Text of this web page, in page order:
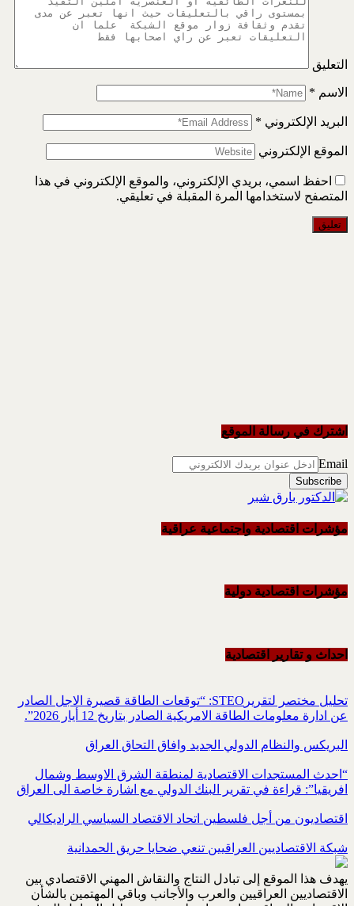
التعليق
الاسم *
البريد الإلكتروني *
الموقع الإلكتروني
احفظ اسمي، بريدي الإلكتروني، والموقع الإلكتروني في هذا
المتصفح لاستخدامها المرة المقبلة في تعليقي.
اشترك في رسالة الموقع
Email
مؤشرات اقتصادية واجتماعية عراقية
مؤشرات اقتصادية دولية
احداث و تقاریر اقتصادیة
تحليل مختصر لتقريرSTEO‏: “توقعات الطاقة قصيرة الاجل الصادر
عن ادارة معلومات الطاقة الامريكية ‏الصادر بتاريخ 12 أيار 2026”.‏
البريكس والنظام الدولي الجديد وافاق التحاق العراق
“احدث المستجدات الاقتصادية لمنطقة الشرق الاوسط وشمال
افريقيا”: قراءة في تقرير البنك الدولي مع اشارة خاصة الى العراق
اقتصاديون من أجل فلسطين اتحاد الاقتصاد السياسي الراديكالي
شبكة الاقتصاديين العراقيين تنعي ضحايا حريق الحمدانية
يهدف هذا الموقع إلى تبادل النتاج والنقاش المهني الاقتصادي بين
الاقتصاديين العراقيين والعرب والأجانب وباقي المهتمين بالشأن